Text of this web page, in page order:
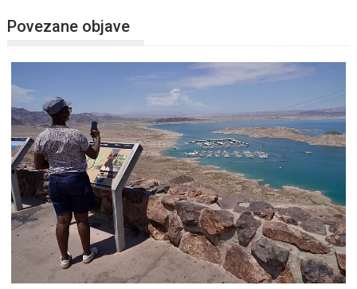
Povezane objave